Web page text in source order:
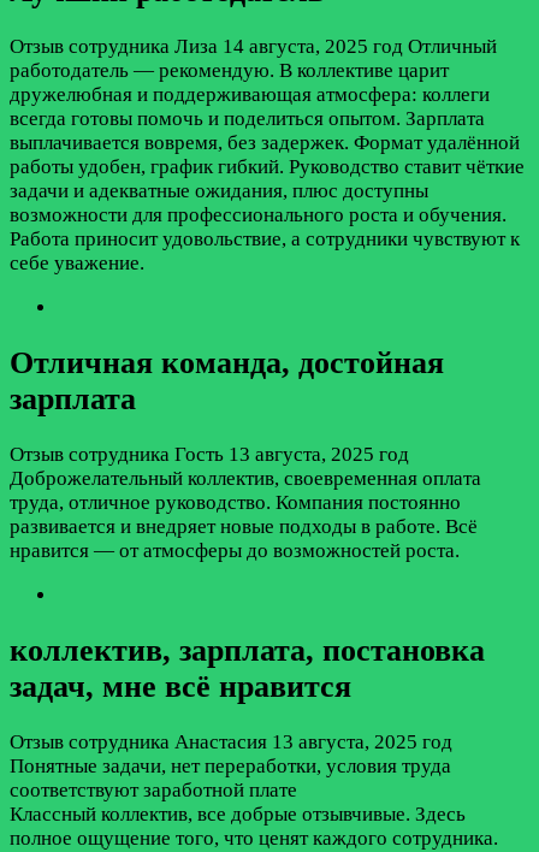
Отзыв сотрудника Лиза 14 августа, 2025 год Отличный
работодатель — рекомендую. В коллективе царит
дружелюбная и поддерживающая атмосфера: коллеги
всегда готовы помочь и поделиться опытом. Зарплата
выплачивается вовремя, без задержек. Формат удалённой
работы удобен, график гибкий. Руководство ставит чёткие
задачи и адекватные ожидания, плюс доступны
возможности для профессионального роста и обучения.
Работа приносит удовольствие, а сотрудники чувствуют к
себе уважение.
Отличная команда, достойная
зарплата
Отзыв сотрудника Гость 13 августа, 2025 год
Доброжелательный коллектив, своевременная оплата
труда, отличное руководство. Компания постоянно
развивается и внедряет новые подходы в работе. Всё
нравится — от атмосферы до возможностей роста.
коллектив, зарплата, постановка
задач, мне всё нравится
Отзыв сотрудника Анастасия 13 августа, 2025 год
Понятные задачи, нет переработки, условия труда
соответствуют заработной плате
Классный коллектив, все добрые отзывчивые. Здесь
полное ощущение того, что ценят каждого сотрудника.